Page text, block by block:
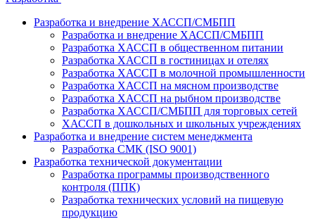
Разработка и внедрение ХАССП/СМБПП
Разработка и внедрение ХАССП/СМБПП
Разработка ХАССП в общественном питании
Разработка ХАССП в гостиницах и отелях
Разработка ХАССП в молочной промышленности
Разработка ХАССП на мясном производстве
Разработка ХАССП на рыбном производстве
Разработка ХАССП/СМБПП для торговых сетей
ХАССП в дошкольных и школьных учреждениях
Разработка и внедрение систем менеджмента
Разработка СМК (ISO 9001)
Разработка технической документации
Разработка программы производственного
контроля (ППК)
Разработка технических условий на пищевую
продукцию